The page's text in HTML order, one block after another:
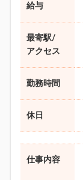
給与
最寄駅/
アクセス
勤務時間
休日
仕事内容